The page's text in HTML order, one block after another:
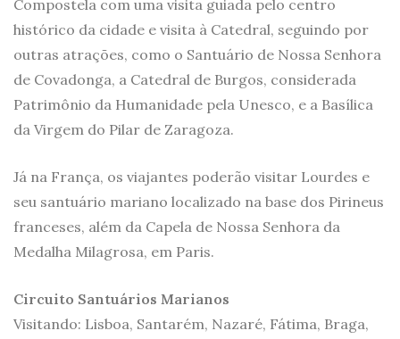
Compostela com uma visita guiada pelo centro
histórico da cidade e visita à Catedral, seguindo por
outras atrações, como o Santuário de Nossa Senhora
de Covadonga, a Catedral de Burgos, considerada
Patrimônio da Humanidade pela Unesco, e a Basílica
da Virgem do Pilar de Zaragoza.
Já na França, os viajantes poderão visitar Lourdes e
seu santuário mariano localizado na base dos Pirineus
franceses, além da Capela de Nossa Senhora da
Medalha Milagrosa, em Paris.
Circuito Santuários Marianos
Visitando: Lisboa, Santarém, Nazaré, Fátima, Braga,